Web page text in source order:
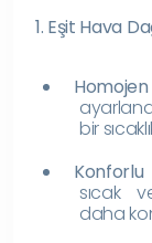
1. Eşit Hava
bir
sıcak
daha